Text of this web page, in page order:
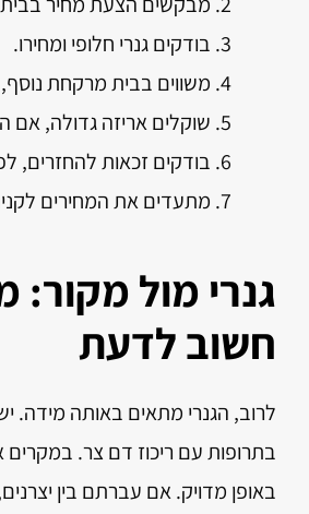
בודקים גנרי חלופי ומחירו.
משווים בבית מרקחת
שוקלים אריזה גדולה, אם
בודקים זכאות להחזרים,
מתעדים את המחירים
גנרי מול מקור:
חשוב לדעת
לרוב, הגנרי מתאים באותה מידה.
בתרופות עם ריכוז דם צר. במקרים
באופן מדויק. אם עברתם בין